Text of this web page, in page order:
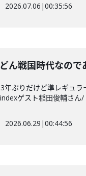
2026.07.06 |00:35:56
ん戦国時代なの
年ぶりだけど準レギュ
ゲスト稲田俊輔さん/
2026.06.29 |00:44:56